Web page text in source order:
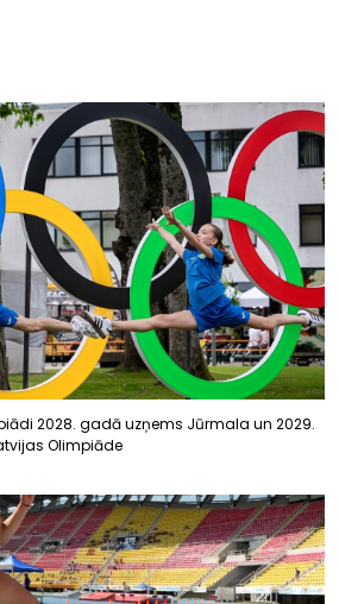
2028. gadā uzņems Jūrmala un 2029.
Olimpiāde